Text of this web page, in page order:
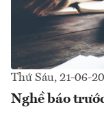
Thứ Sáu, 21-06-
Nghề báo